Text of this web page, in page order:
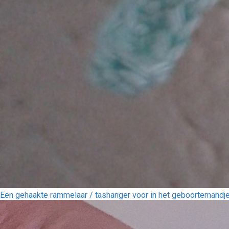
Een gehaakte rammelaar / tashanger voor in het